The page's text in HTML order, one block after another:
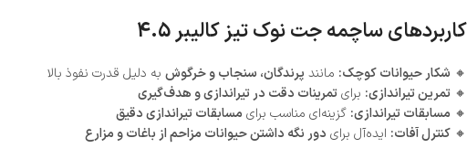
کاربردهای ساچمه جت نوک تیز کالیبر 4.5
🔸 شکار حیوانات کوچک: مانند پرندگان، سنجاب و خرگوش به دلیل قدرت نفوذ بالا
🔸 تمرین تیراندازی: برایتمرینات دقت در تیراندازی و هدف‌گیری
🔸 مسابقات تیراندازی: گزینه‌ای مناسب برای مسابقات تیراندازی دقیق
🔸 کنترل آفات: ایده‌آل برای دور نگه داشتن حیوانات مزاحم از باغات و مزارع